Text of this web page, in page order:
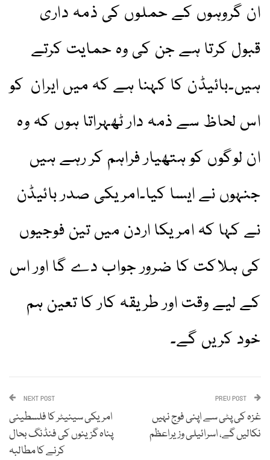
ان گروہوں کے حملوں کی ذمہ داری
قبول کرتا ہے جن کی وہ حمایت کرتے
ہیں۔بائیڈن کا کہنا ہے کہ میں ایران کو
اس لحاظ سے ذمہ دار ٹھہراتا ہوں کہ وہ
ان لوگوں کو ہتھیار فراہم کر رہے ہیں
جنہوں نے ایسا کیا۔امریکی صدر بائیڈن
نے کہا کہ امریکا اردن میں تین فوجیوں
کی ہلاکت کا ضرور جواب دے گا اور اس
کے لیے وقت اور طریقہ کار کا تعین ہم
خود کریں گے۔
غزہ کی پٹی سے اپنی فوج نہیں
نکالیں گے، اسرائیلی وزیراعظم
NEXT POST
امریکی سینیٹر کا فلسطینی
پناہ گزینوں کی فنڈنگ بحال
کرنے کا مطالبہ